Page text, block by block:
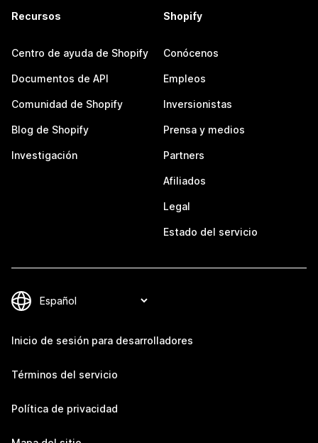
Recursos
Centro de ayuda de Shopify
Documentos de API
Comunidad de Shopify
Blog de Shopify
Investigación
Shopify
Conócenos
Empleos
Inversionistas
Prensa y medios
Partners
Afiliados
Legal
Estado del servicio
Inicio de sesión para desarrolladores
Términos del servicio
Política de privacidad